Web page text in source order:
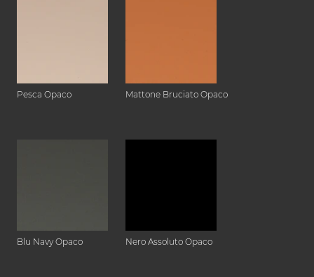
Pesca Opaco Mattone Bruciato Opaco
Blu Navy Opaco Nero Assoluto Opaco